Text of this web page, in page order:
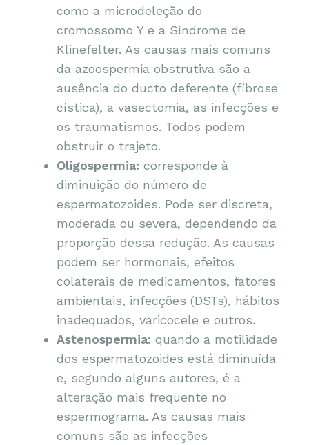
como a microdeleção do
cromossomo Y e a Síndrome de
Klinefelter. As causas mais comuns
da azoospermia obstrutiva são a
ausência do ducto deferente (fibrose
cística), a vasectomia, as infecções e
os traumatismos. Todos podem
obstruir o trajeto.
Oligospermia: corresponde à
diminuição do número de
espermatozoides. Pode ser discreta,
moderada ou severa, dependendo da
proporção dessa redução. As causas
podem ser hormonais, efeitos
colaterais de medicamentos, fatores
ambientais, infecções (DSTs), hábitos
inadequados, varicocele e outros.
Astenospermia: quando a motilidade
dos espermatozoides está diminuída
e, segundo alguns autores, é a
alteração mais frequente no
espermograma. As causas mais
comuns são as infecções